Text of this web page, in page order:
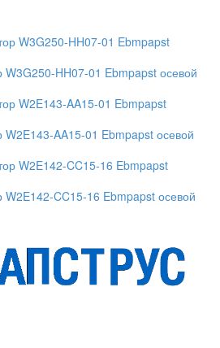
W3G250-HH07-01 Ebmpapst осевой
W2E143-AA15-01 Ebmpapst осевой
W2E142-CC15-16 Ebmpapst осевой